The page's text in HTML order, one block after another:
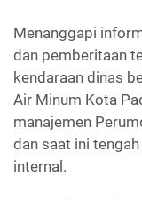
Menanggapi
dan pemberitaan
kendaraan dinas
Air Minum Kota
manajemen
dan saat ini
internal.